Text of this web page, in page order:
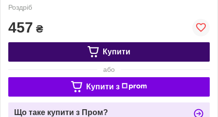
Роздріб
457 ₴
Купити
або
Купити з
Що таке купити з Пром?